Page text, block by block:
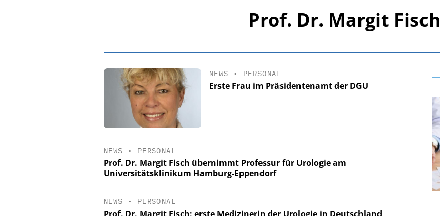
Prof. Dr. Margit Fisch
NEWS • PERSONAL
Erste Frau im Präsidentenamt der DGU
NEWS • PERSONAL
Prof. Dr. Margit Fisch übernimmt Professur für Urologie am
Universitätsklinikum Hamburg-Eppendorf
NEWS • PERSONALEASY SOFTWARE AG
Digitalisierung im
Digitalisierung im